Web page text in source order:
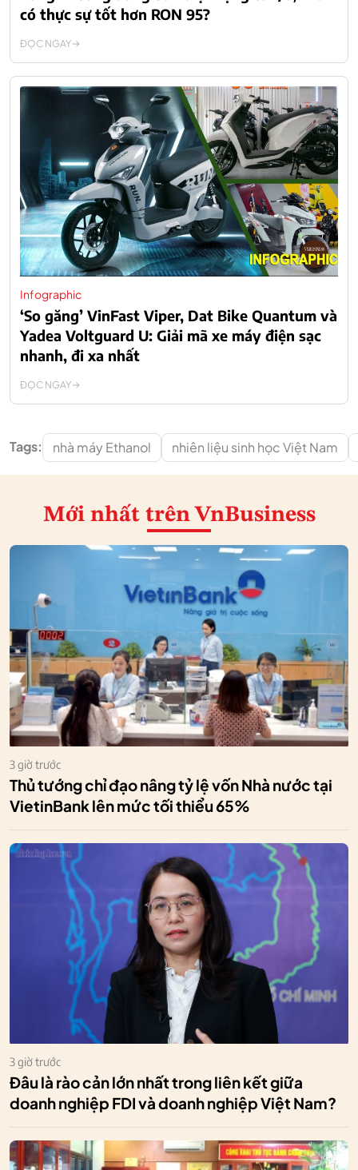
có thực sự tốt hơn RON 95?
ĐỌC NGAY
Infographic
‘So găng’ VinFast Viper, Dat Bike Quantum và
Yadea Voltguard U: Giải mã xe máy điện sạc
nhanh, đi xa nhất
ĐỌC NGAY
Tags: nhà máy Ethanol nhiên liệu sinh học Việt Nam
Mới nhất trên VnBusiness
3 giờ trước
Thủ tướng chỉ đạo nâng tỷ lệ vốn Nhà nước tại
VietinBank lên mức tối thiểu 65%
3 giờ trước
Đâu là rào cản lớn nhất trong liên kết giữa
doanh nghiệp FDI và doanh nghiệp Việt Nam?